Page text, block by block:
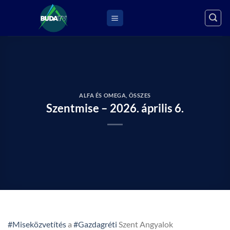
ALFA ÉS OMEGA ÖSSZES
Szentmise – 2026. április 6.
#Miseközvetítésa #Gazdagréti Szent Angyalok